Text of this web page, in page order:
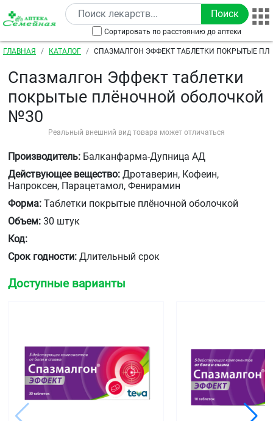
Перейти к основному содержанию
Сортировать по расстоянию до аптеки
Строка навигации
ГЛАВНАЯ КАТАЛОГ
СПАЗМАЛГОН ЭФФЕКТ ТАБЛЕТКИ ПОКРЫТЫЕ
Спазмалгон Эффект таблетки
покрытые плёночной оболочкой
№30
Реальный внешний вид товара может отличаться
Производитель: Балканфарма-Дупница АД
Действующее вещество: Дротаверин, Кофеин,
Напроксен, Парацетамол, Фенирамин
Форма: Таблетки покрытые плёночной оболочкой
Объем: 30 штук
Код:
Срок годности: Длительный срок
Доступные варианты